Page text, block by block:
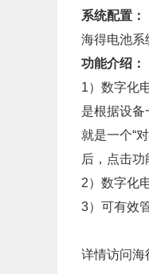
系统配置：
海得电池系
功能介绍：
1）数字化
是根据设
就是一个“
后，点击
2）数字化
3）可有效
详情访问海